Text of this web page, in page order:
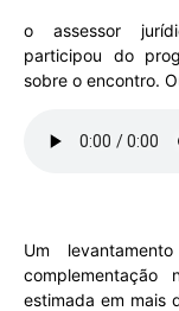
o assessor
participou do
sobre o encontro.
Um
estimada em mais